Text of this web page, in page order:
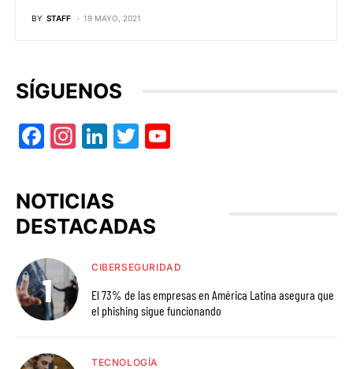
BY STAFF 19 MAYO, 2021
SÍGUENOS
Facebook
Instagram
LinkedIn
Twitter
NOTICIAS
DESTACADAS
CIBERSEGURIDAD
El 73% de las empresas en América Latina asegura que
el phishing sigue funcionando
TECNOLOGÍA